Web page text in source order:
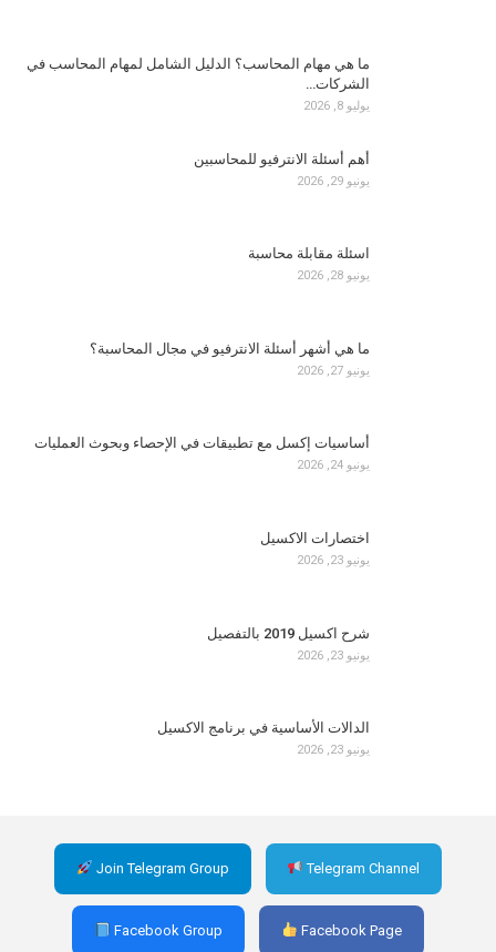
ما هي مهام المحاسب؟ الدليل الشامل لمهام المحاسب في
الشركات…
يوليو 8, 2026
أهم أسئلة الانترفيو للمحاسبين
يونيو 29, 2026
اسئلة مقابلة محاسبة
يونيو 28, 2026
ما هي أشهر أسئلة الانترفيو في مجال المحاسبة؟
يونيو 27, 2026
أساسيات إكسل مع تطبيقات في الإحصاء وبحوث العمليات
يونيو 24, 2026
اختصارات الاكسيل
يونيو 23, 2026
شرح اكسيل 2019 بالتفصيل
يونيو 23, 2026
الدالات الأساسية في برنامج الاكسيل
يونيو 23, 2026
Join Telegram Group Telegram Channel
Facebook Group Facebook Page